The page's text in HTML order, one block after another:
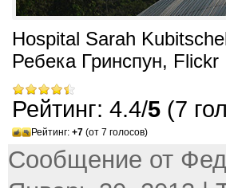
Hospital Sarah
Ребека Гринспун, Flickr
Рейтинг: 4.4/5 (7
Рейтинг: +7 (от 7 голосов)
Сообщение от